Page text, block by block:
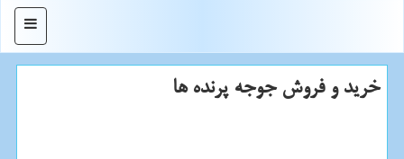
منو
خرید و فروش جوجه پرنده ها